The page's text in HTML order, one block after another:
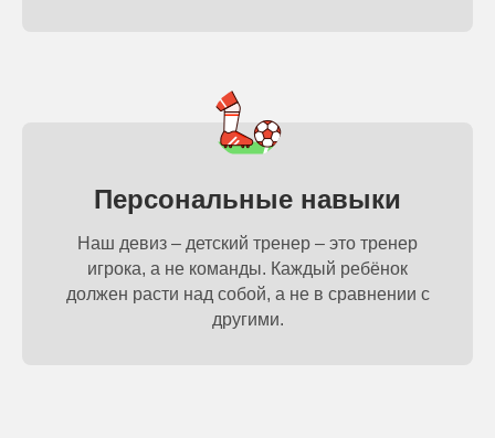
Персональные навыки
Наш девиз – детский тренер – это тренер
игрока, а не команды. Каждый ребёнок
должен расти над собой, а не в сравнении с
другими.